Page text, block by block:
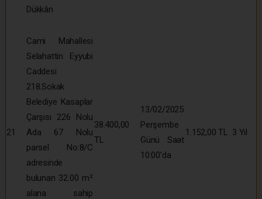
Dükkân
21
Cami Mahallesi
Selahattin Eyyubi
Caddesi
218.Sokak
Belediye Kasaplar
Çarşısı 226 Nolu
Ada 67 Nolu
parsel No:8/C
adresinde
bulunan 32.00 m²
alana sahip
38.400,00
TL
13/02/2025
Perşembe
Günü Saat
10:00’da
1.152,00 TL 3 Yıl